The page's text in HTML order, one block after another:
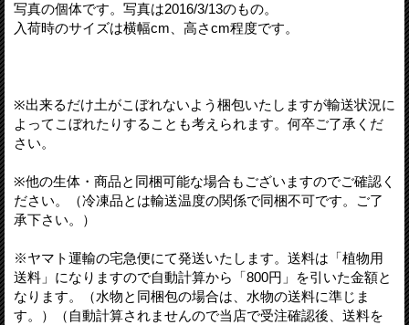
写真の個体です。写真は2016/3/13のもの。
入荷時のサイズは横幅cm、高さcm程度です。
※出来るだけ土がこぼれないよう梱包いたしますが輸送状況に
よってこぼれたりすることも考えられます。何卒ご了承くだ
さい。
※他の生体・商品と同梱可能な場合もございますのでご確認く
ださい。（冷凍品とは輸送温度の関係で同梱不可です。ご了
承下さい。）
※ヤマト運輸の宅急便にて発送いたします。送料は「植物用
送料」になりますので自動計算から「800円」を引いた金額と
なります。（水物と同梱包の場合は、水物の送料に準じま
す。）（自動計算されませんので当店で受注確認後、送料を